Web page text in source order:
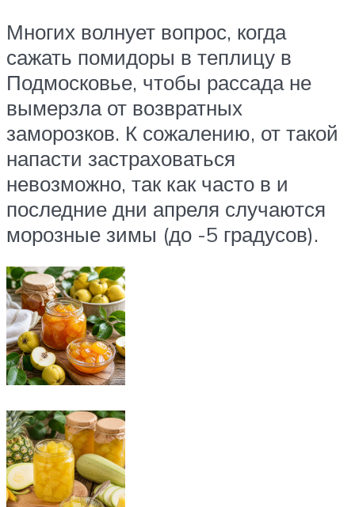
Многих волнует вопрос, когда
сажать помидоры в теплицу в
Подмосковье, чтобы рассада не
вымерзла от возвратных
заморозков. К сожалению, от такой
напасти застраховаться
невозможно, так как часто в и
последние дни апреля случаются
морозные зимы (до -5 градусов).